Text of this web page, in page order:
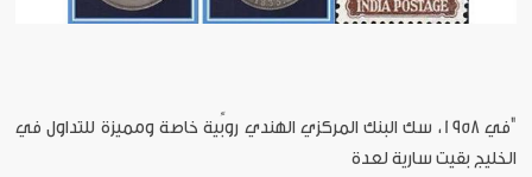
"في 1958، سك البنك المركزي الهندي روبِّية خاصة ومميزة للتداول في
الخليج بقيت سارية لعدة